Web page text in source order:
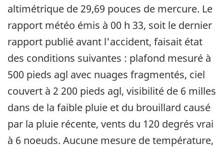
altimétrique de 29,69 pouces de mercure. Le
rapport météo émis à 00 h 33, soit le dernier
rapport publié avant l'accident, faisait état
des conditions suivantes : plafond mesuré à
500 pieds agl avec nuages fragmentés, ciel
couvert à 2 200 pieds agl, visibilité de 6 milles
dans de la faible pluie et du brouillard causé
par la pluie récente, vents du 120 degrés vrai
à 6 noeuds. Aucune mesure de température,